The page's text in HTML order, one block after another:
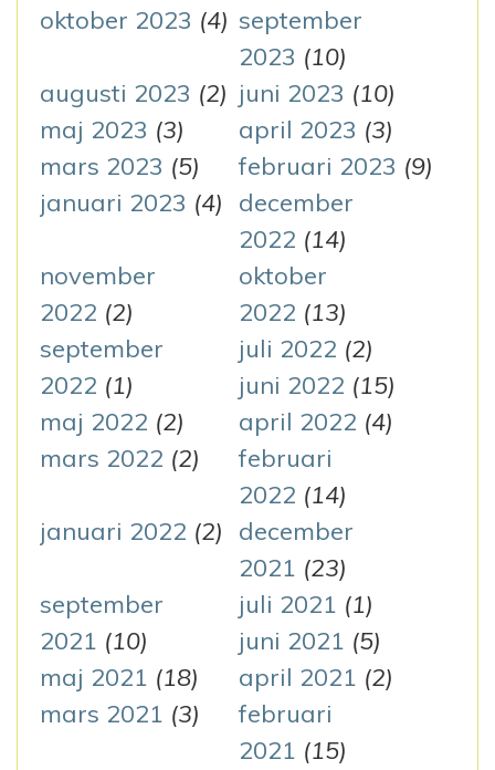
oktober 2023 (4) september
2023 (10)
augusti 2023 (2) juni 2023 (10)
maj 2023 (3) april 2023 (3)
mars 2023 (5) februari 2023 (9)
januari 2023 (4)
december
2022 (14)
november
2022 (2)
oktober
2022 (13)
september
2022 (1)
juli 2022 (2)
juni 2022 (15)
maj 2022 (2) april 2022 (4)
mars 2022 (2)
februari
2022 (14)
januari 2022 (2)
december
2021 (23)
september
2021 (10)
juli 2021 (1)
juni 2021 (5)
maj 2021 (18) april 2021 (2)
mars 2021 (3)
februari
2021 (15)